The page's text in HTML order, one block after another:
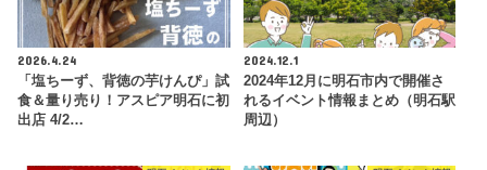
2026.4.24
「塩ちーず、背徳の芋けんぴ」試
食＆量り売り！アスピア明石に初
出店 4/2…
2024.12.1
2024年12月に明石市内で開催さ
れるイベント情報まとめ（明石駅
周辺）